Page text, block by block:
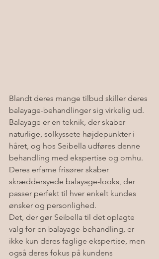
Blandt deres mange tilbud skiller deres
balayage-behandlinger sig virkelig ud.
Balayage er en teknik, der skaber
naturlige, solkyssete højdepunkter i
håret, og hos Seibella udføres denne
behandling med ekspertise og omhu.
Deres erfarne frisører skaber
skræddersyede balayage-looks, der
passer perfekt til hver enkelt kundes
ønsker og personlighed.
Det, der gør Seibella til det oplagte
valg for en balayage-behandling, er
ikke kun deres faglige ekspertise, men
også deres fokus på kundens